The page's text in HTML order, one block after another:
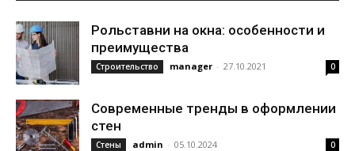
Рольставни на окна: особенности и
преимущества
Строительство manager - 27.10.2021 0
Современные тренды в оформлении
стен
Стены admin - 05.10.2024 0